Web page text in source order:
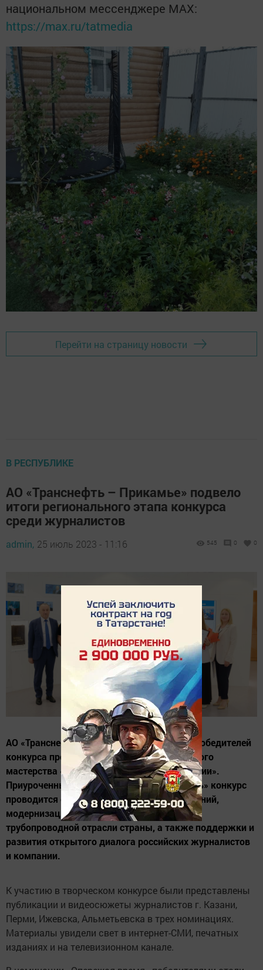
национальном мессенджере MАХ:
https://max.ru/tatmedia
Перейти на страницу новости
В РЕСПУБЛИКЕ
АО «Транснефть – Прикамье» подвело
итоги регионального этапа конкурса
среди журналистов
admin, 25 июль 2023 - 11:16 545 0 0
АО «Транснефть – Прикамье» определило победителей
конкурса профессионального журналистского
мастерства «Стальные русла потоков энергии».
Приуроченный к 30-летию ПАО «Транснефть» конкурс
проводится с целью продвижения достижений,
модернизации и инновационного развития
трубопроводной отрасли страны, а также поддержки и
развития открытого диалога российских журналистов
и компании.
К участию в творческом конкурсе были представлены
публикации и видеосюжеты журналистов г. Казани,
Перми, Ижевска, Альметьевска в трех номинациях.
Материалы увидели свет в интернет-СМИ, печатных
изданиях и на телевизионном канале.